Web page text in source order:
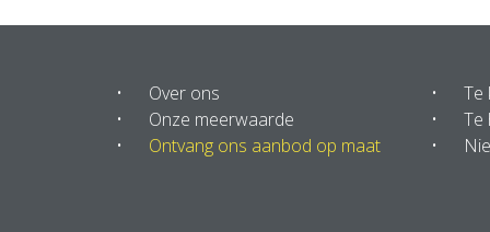
Over ons
Onze meerwaarde
Ontvang ons aanbod op maat
Te
Te